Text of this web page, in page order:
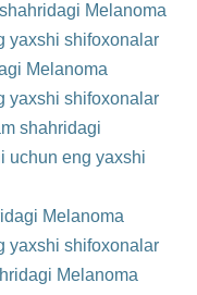
Melanoma
yaxshi shifoxonalar
Melanoma
yaxshi shifoxonalar
shahridagi
uchun eng yaxshi
Melanoma
yaxshi shifoxonalar
Melanoma